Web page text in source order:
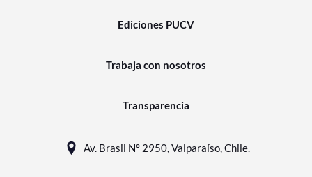
Ediciones PUCV
Trabaja con nosotros
Transparencia
Av. Brasil N° 2950, Valparaíso, Chile.